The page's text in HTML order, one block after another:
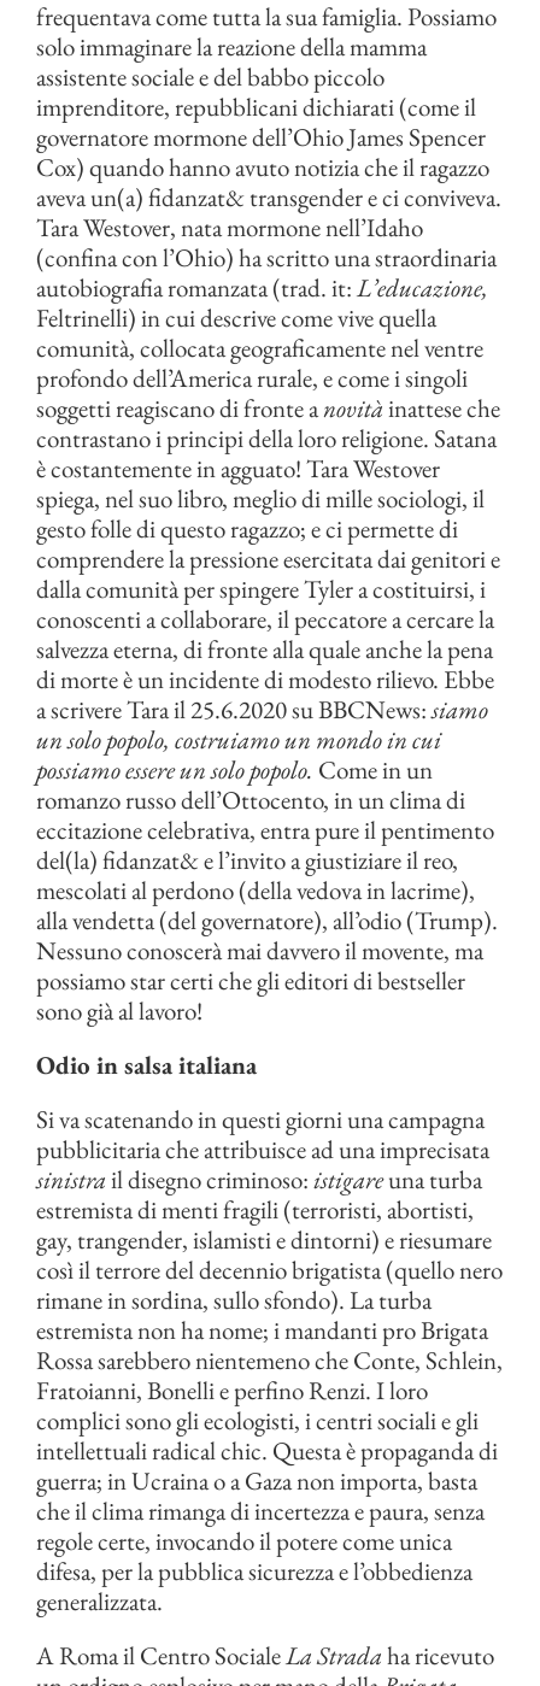
frequentava come tutta la sua famiglia. Possiamo
solo immaginare la reazione della mamma
assistente sociale e del babbo piccolo
imprenditore, repubblicani dichiarati (come il
governatore mormone dell’Ohio James Spencer
Cox) quando hanno avuto notizia che il ragazzo
aveva un(a) fidanzat& transgender e ci conviveva.
Tara Westover, nata mormone nell’Idaho
(confina con l’Ohio) ha scritto una straordinaria
autobiografia romanzata (trad. it:L’educazione,
Feltrinelli) in cui descrive come vive quella
comunità, collocata geograficamente nel ventre
profondo dell’America rurale, e come i singoli
soggetti reagiscano di fronte anovitàinattese che
contrastano i principi della loro religione. Satana
è costantemente in agguato! Tara Westover
spiega, nel suo libro, meglio di mille sociologi, il
gesto folle di questo ragazzo; e ci permette di
comprendere la pressione esercitata dai genitori e
dalla comunità per spingere Tyler a costituirsi, i
conoscenti a collaborare, il peccatore a cercare la
salvezza eterna, di fronte alla quale anche la pena
di morte è un incidente di modesto rilievo. Ebbe
a scrivere Tara il 25.6.2020 su BBCNews:siamo
un solo popolo, costruiamo un mondo in cui
possiamo essere un solo popolo. Come in un
romanzo russo dell’Ottocento, in un clima di
eccitazione celebrativa, entra pure il pentimento
del(la) fidanzat& e l’invito a giustiziare il reo,
mescolati al perdono (della vedova in lacrime),
alla vendetta (del governatore), all’odio (Trump).
Nessuno conoscerà mai davvero il movente, ma
possiamo star certi che gli editori di bestseller
sono già al lavoro!
Odio in salsa italiana
Si va scatenando in questi giorni una campagna
pubblicitaria che attribuisce ad una imprecisata
sinistrail disegno criminoso:istigareuna turba
estremista di menti fragili (terroristi, abortisti,
gay, trangender, islamisti e dintorni) e riesumare
così il terrore del decennio brigatista (quello nero
rimane in sordina, sullo sfondo). La turba
estremista non ha nome; i mandanti pro Brigata
Rossa sarebbero nientemeno che Conte, Schlein,
Fratoianni, Bonelli e perfino Renzi. I loro
complici sono gli ecologisti, i centri sociali e gli
intellettuali radical chic. Questa è propaganda di
guerra; in Ucraina o a Gaza non importa, basta
che il clima rimanga di incertezza e paura, senza
regole certe, invocando il potere come unica
difesa, per la pubblica sicurezza e l’obbedienza
generalizzata.
A Roma il Centro SocialeLa Stradaha ricevuto